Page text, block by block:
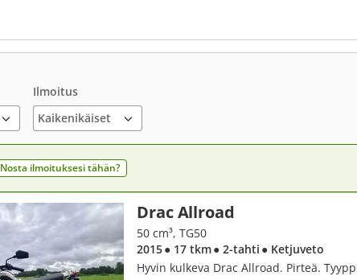
Ilmoitus
Nosta ilmoituksesi tähän?
Drac Allroad
50 cm³, TG50
2015● 17 tkm● 2-tahti ● Ketjuveto
Hyvin kulkeva Drac Allroad. Pirteä.